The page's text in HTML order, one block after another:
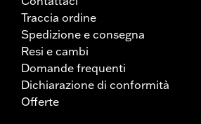
Traccia ordine
Spedizione e consegna
Resi e cambi
Domande frequenti
Dichiarazione di conformità
Offerte